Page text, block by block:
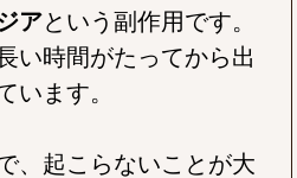
アという副作用です。
い時間がたってから出
います。
、起こらないことが大